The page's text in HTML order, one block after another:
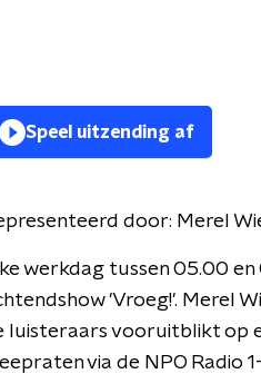
Speel uitzending af
door: Merel
werkdag tussen 05.00
'Vroeg!'. Merel
luisteraars vooruitblikt op
via de NPO Radio